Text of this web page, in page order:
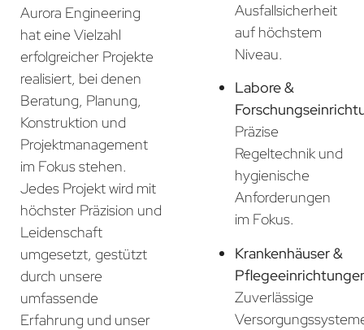
Aurora Engineering
hat eine Vielzahl
erfolgreicher Projekte
realisiert, bei denen
Beratung, Planung,
Konstruktion und
Projektmanagement
im Fokus stehen.
Jedes Projekt wird mit
höchster Präzision und
Leidenschaft
umgesetzt, gestützt
durch unsere
umfassende
Erfahrung und unser
Ausfallsicherheit
auf höchstem
Niveau.
Labore &
Präzise
Regeltechnik und
hygienische
Anforderungen
im Fokus.
Krankenhäuser &
Zuverlässige